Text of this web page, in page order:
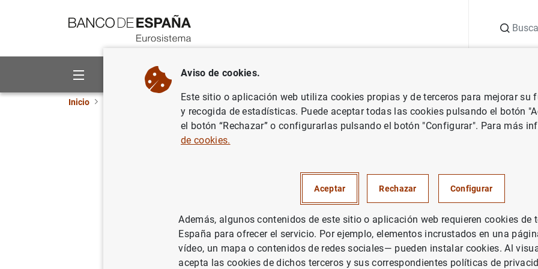
Sobre el Banco Áreas de actuación
Inicio Informes y memorias anuales Informe Anual Informe Anual 2023 - Infografía Capítulo 1
Informe Anual 2023 - Infografía
Aviso de cookies.
Este sitio o aplicación web utiliza cookies propias y de terceros para mejorar su
y recogida de estadísticas. Puede aceptar todas las cookies pulsando el botón
el botón “Rechazar” o configurarlas pulsando el botón "Configurar". Para más
de cookies.
Aceptar Rechazar Configurar
Además, algunos contenidos de este sitio o aplicación web requieren cookies de
España para ofrecer el servicio. Por ejemplo, elementos incrustados en una
vídeo, un mapa o contenidos de redes sociales— pueden instalar cookies. Al
acepta las cookies de dichos terceros y sus correspondientes políticas de